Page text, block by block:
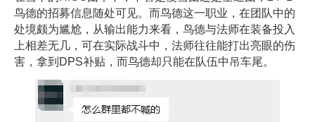
鸟德的招募信息随处可见。而鸟德这一职业，在团队中的
处境颇为尴尬，从输出能力来看，鸟德与法师在装备投入
上相差无几，可在实际战斗中，法师往往能打出亮眼的伤
害，拿到DPS补贴，而鸟德却只能在队伍中吊车尾。